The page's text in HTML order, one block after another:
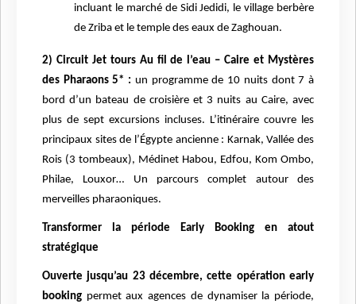
incluant le marché de Sidi Jedidi, le village berbère
de Zriba et le temple des eaux de Zaghouan.
2) Circuit Jet tours Au fil de l’eau – Caire et Mystères
des Pharaons 5* : un programme de 10 nuits dont 7 à
bord d’un bateau de croisière et 3 nuits au Caire, avec
plus de sept excursions incluses. L’itinéraire couvre les
principaux sites de l’Égypte ancienne : Karnak, Vallée des
Rois (3 tombeaux), Médinet Habou, Edfou, Kom Ombo,
Philae, Louxor… Un parcours complet autour des
merveilles pharaoniques.
Transformer la période Early Booking en atout
stratégique
Ouverte jusqu’au 23 décembre, cette opération early
booking permet aux agences de dynamiser la période,